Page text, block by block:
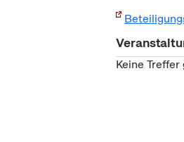
Keine Treffer